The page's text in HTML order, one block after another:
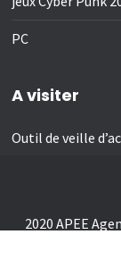
PC
A visiter
Outil de veille
2020 APEE